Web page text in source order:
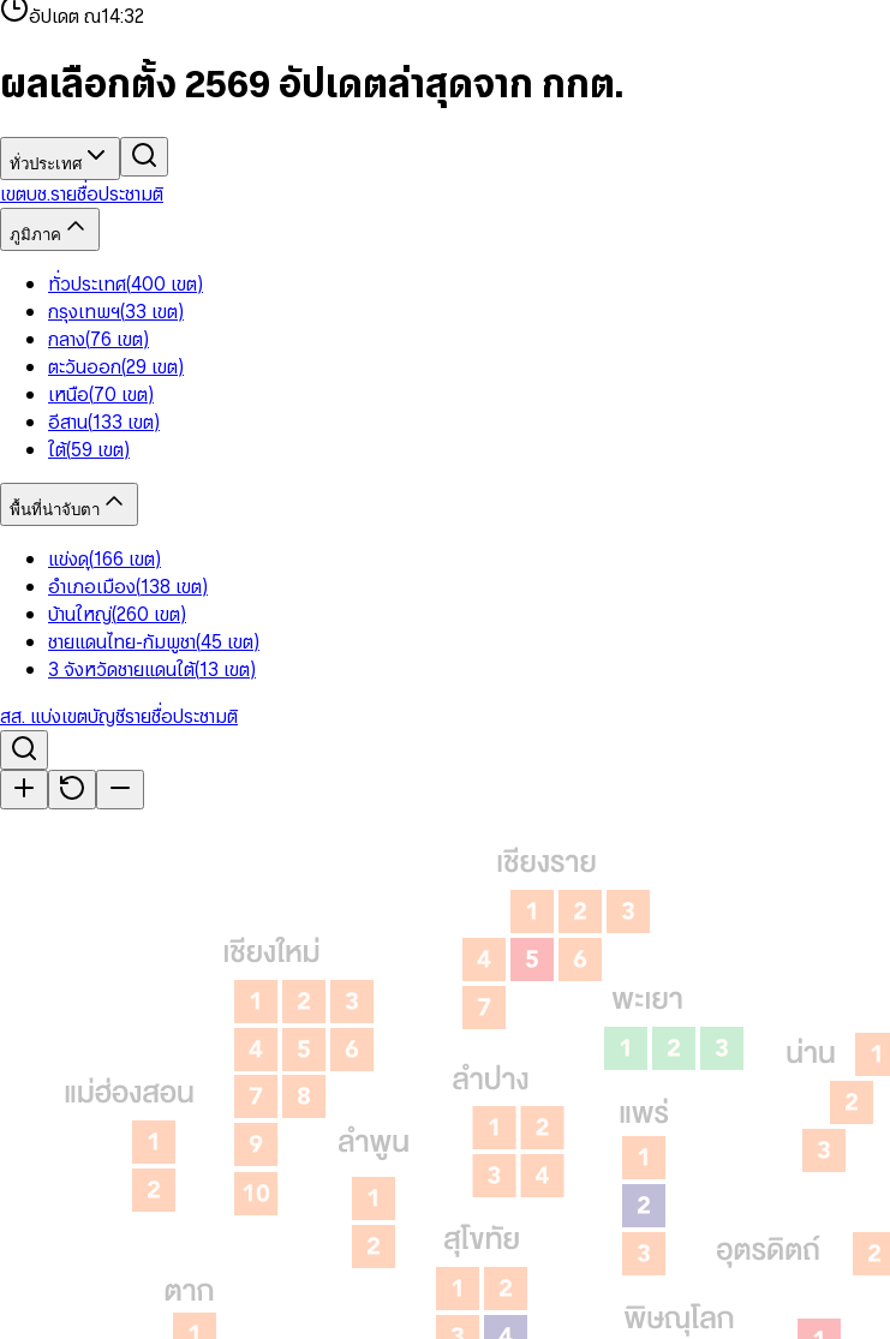
9 9
5
7
8
993
5
6
8
9
84
6
7
9
3
5
6
8
9
7
9
อัปเดต ณ14:32
ผลเลือกตั้ง 2569 อัปเดตล่าสุดจาก กกต.
ทั่วประเทศ
เขตบช.รายชื่อประชามติ
ภูมิภาค
ทั่วประเทศ(400 เขต)
กรุงเทพฯ(33 เขต)
กลาง(76 เขต)
ตะวันออก(29 เขต)
เหนือ(70 เขต)
อีสาน(133 เขต)
ใต้(59 เขต)
พื้นที่น่าจับตา
แข่งดุ(166 เขต)
อำเภอเมือง(138 เขต)
บ้านใหญ่(260 เขต)
ชายแดนไทย-กัมพูชา(45 เขต)
3 จังหวัดชายแดนใต้(13 เขต)
สส. แบ่งเขตบัญชีรายชื่อประชามติ